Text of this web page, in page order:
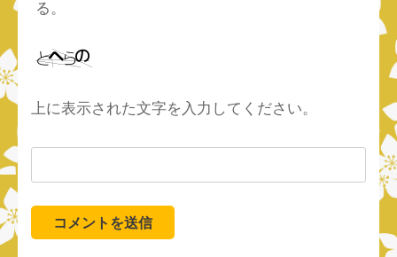
る。
上に表示された文字を入力してください。